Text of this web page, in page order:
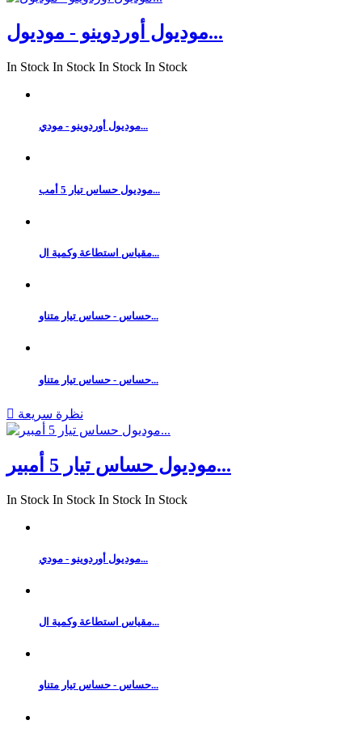
موديول أوردوينو - موديول...
In Stock In Stock In Stock In Stock
موديول أوردوينو - مودي...
موديول حساس تيار 5 أمب...
مقياس استطاعة وكمية ال...
حساس - حساس تيار متناو...
حساس - حساس تيار متناو...
 نظرة سريعة
موديول حساس تيار 5 أمبير...
In Stock In Stock In Stock In Stock
موديول أوردوينو - مودي...
مقياس استطاعة وكمية ال...
حساس - حساس تيار متناو...